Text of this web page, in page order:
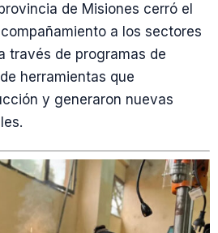
de Misiones cerró el
a los sectores
través de programas de
herramientas que
y generaron nuevas